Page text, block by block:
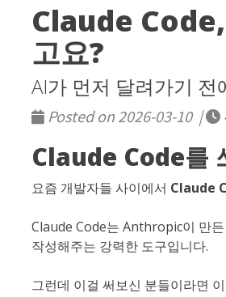
Claude Code,
고요?
AI가 먼저 달려가기
Posted on 2026-03-10 |
Claude Code를
요즘 개발자들 사이에서 Claude
Claude Code는 Anthropic이 만
작성해주는 강력한 도구입니다.
그런데 이걸 써보신 분들이라면